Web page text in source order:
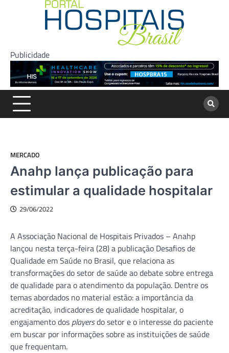
Publicidade
MERCADO
Anahp lança publicação para
estimular a qualidade hospitalar
29/06/2022
A Associação Nacional de Hospitais Privados – Anahp
lançou nesta terça-feira (28) a publicação Desafios de
Qualidade em Saúde no Brasil, que relaciona as
transformações do setor de saúde ao debate sobre entrega
de qualidade para o atendimento da população. Dentre os
temas abordados no material estão: a importância da
acreditação, indicadores de qualidade hospitalar, o
engajamento dos playersdo setor e o interesse do paciente
em buscar por informações sobre as instituições de saúde
que frequentam.